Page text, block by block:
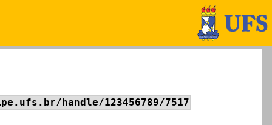
handle/123456789/7517